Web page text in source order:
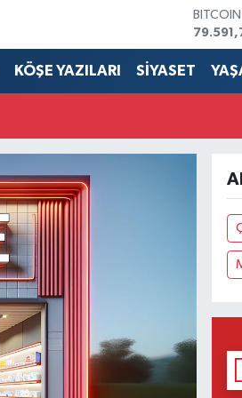
BITCOIN
DOLAR
G.ALTIN
KÖŞE YAZILARI SİYASET